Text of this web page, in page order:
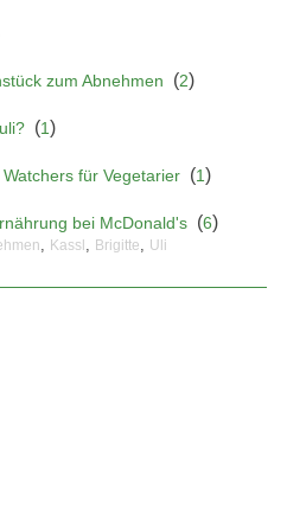
zum Abnehmen (2)
(1)
für Vegetarier (1)
bei McDonald's (6)
, Kassl , Brigitte, Uli